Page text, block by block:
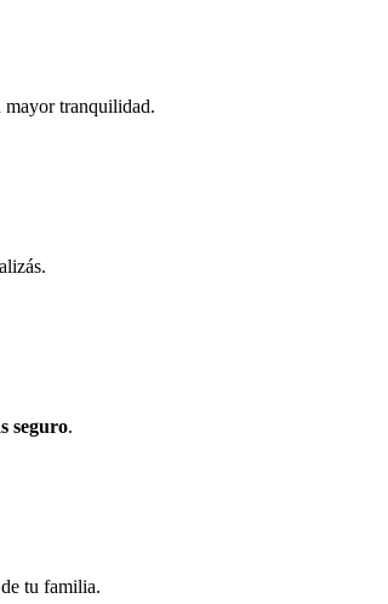
mayor tranquilidad.
seguro.
tu familia.